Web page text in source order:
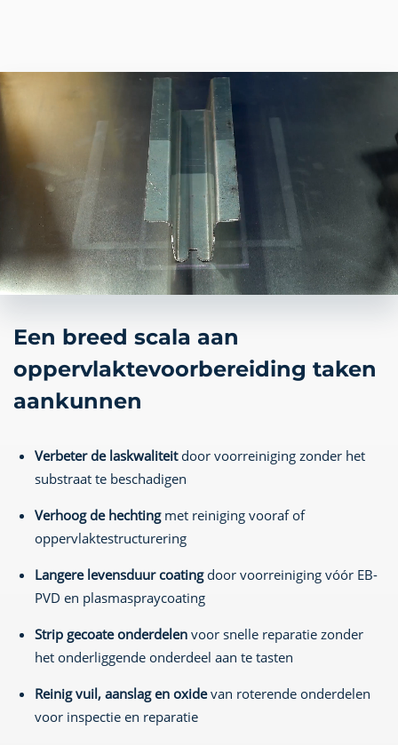
Een breed scala aan
oppervlaktevoorbereiding taken
aankunnen
Verbeter de laskwaliteitdoor voorreiniging zonder het
substraat te beschadigen
Verhoog de hechtingmet reiniging vooraf of
oppervlaktestructurering
Langere levensduur coatingdoor voorreiniging vóór EB-
PVD en plasmaspraycoating
Strip gecoate onderdelen voor snelle reparatie zonder
het onderliggende onderdeel aan te tasten
Reinig vuil, aanslag en oxidevan roterende onderdelen
voor inspectie en reparatie